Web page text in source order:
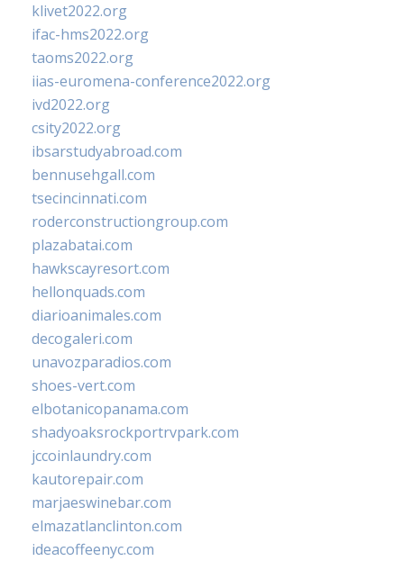
klivet2022.org
ifac-hms2022.org
taoms2022.org
iias-euromena-conference2022.org
ivd2022.org
csity2022.org
ibsarstudyabroad.com
bennusehgall.com
tsecincinnati.com
roderconstructiongroup.com
plazabatai.com
hawkscayresort.com
hellonquads.com
diarioanimales.com
decogaleri.com
unavozparadios.com
shoes-vert.com
elbotanicopanama.com
shadyoaksrockportrvpark.com
jccoinlaundry.com
kautorepair.com
marjaeswinebar.com
elmazatlanclinton.com
ideacoffeenyc.com